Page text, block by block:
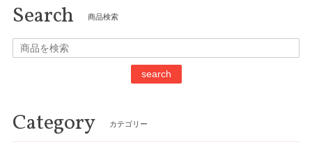
Search 商品検索
search
Category カテゴリー